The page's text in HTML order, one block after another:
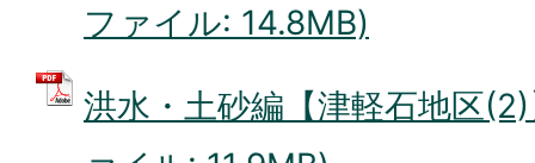
ファイル: 14.8MB)
洪水・土砂編【津軽石地区